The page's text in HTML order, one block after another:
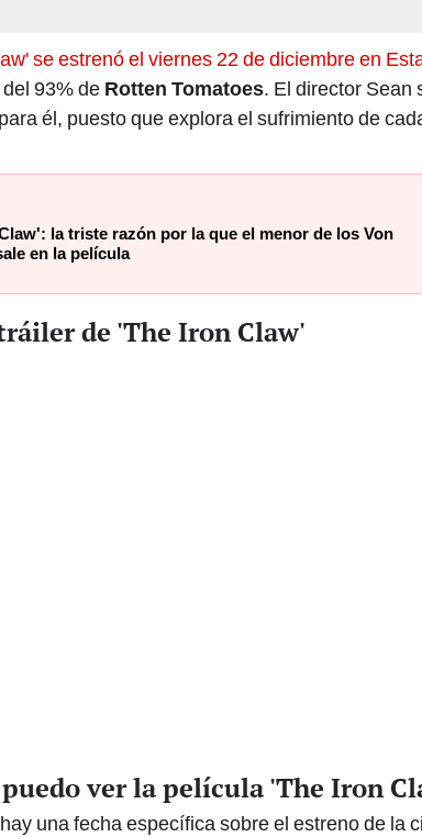
se estrenó el viernes 22 de diciembre en
93% de Rotten Tomatoes. El director Sean
él, puesto que explora el sufrimiento de
la triste razón por la que el menor de los Von
en la película
de 'The Iron Claw'
ver la película 'The Iron
una fecha específica sobre el estreno de la